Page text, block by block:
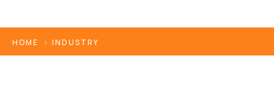
HOME INDUSTRY